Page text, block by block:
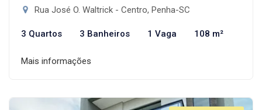
Rua José O. Waltrick - Centro, Penha-SC
3 Quartos 3 Banheiros 1 Vaga 108 m²
Mais informações